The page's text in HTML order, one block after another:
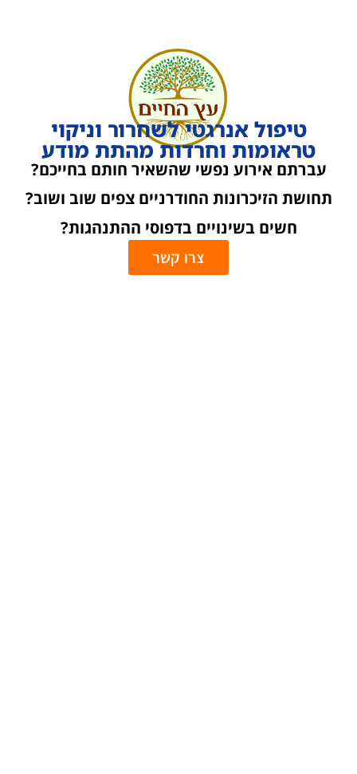
טיפול אנרגטי לשחרור וניקוי
טראומות וחרדות מהתת מודע
עברתם אירוע נפשי שהשאיר חותם בחייכם?
תחושת הזיכרונות החודרניים צפים שוב ושוב?
חשים בשינויים בדפוסי ההתנהגות?
צרו קשר